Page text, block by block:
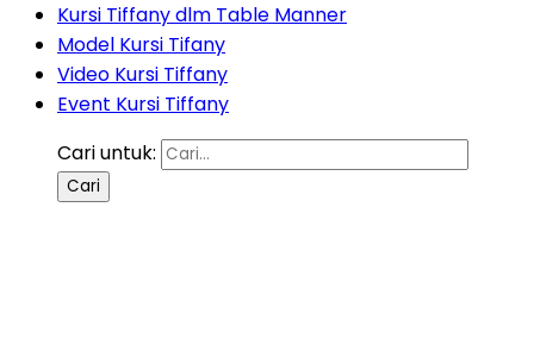
Kursi Tiffany dlm Table Manner
Model Kursi Tifany
Video Kursi Tiffany
Event Kursi Tiffany
Cari untuk: